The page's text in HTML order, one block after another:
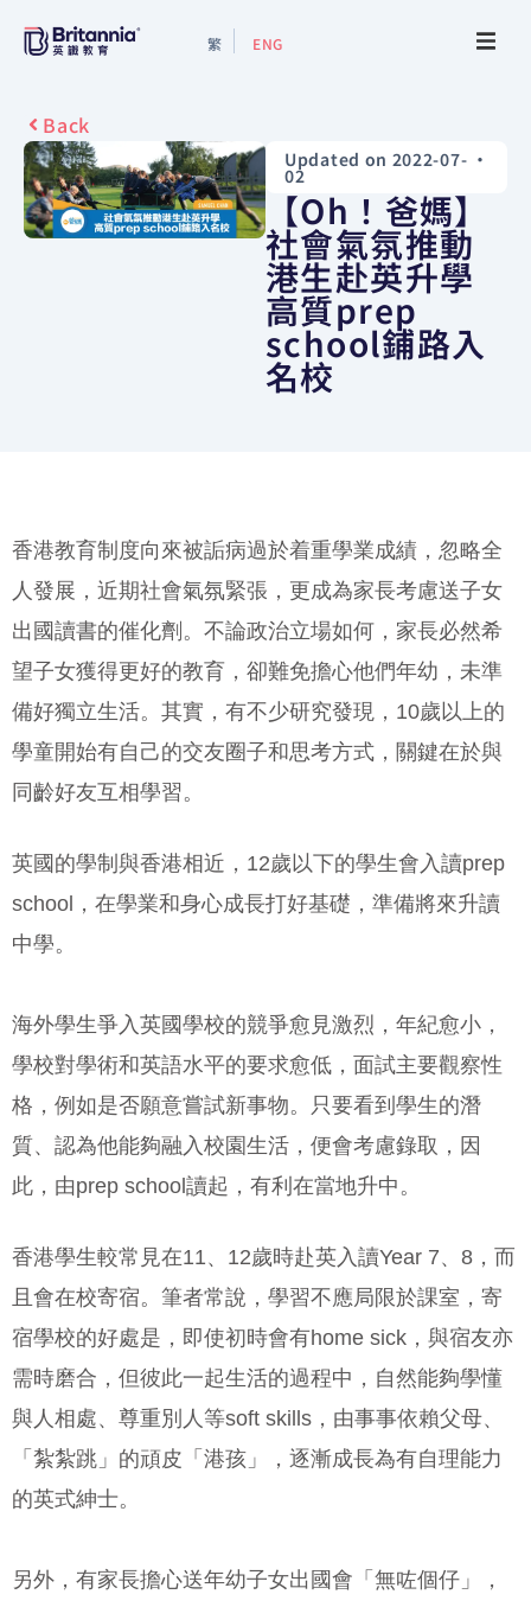
繁 ENG
Events
Study Guide
Study Info
Back
Updated on 2022-07-
02
•
【Oh！爸媽】
社會氣氛推動
港生赴英升學
高質prep
school鋪路入
名校
香港教育制度向來被詬病過於着重學業成績，忽略全
人發展，近期社會氣氛緊張，更成為家長考慮送子女
出國讀書的催化劑。不論政治立場如何，家長必然希
望子女獲得更好的教育，卻難免擔心他們年幼，未準
備好獨立生活。其實，有不少研究發現，10歲以上的
學童開始有自己的交友圈子和思考方式，關鍵在於與
同齡好友互相學習。
英國的學制與香港相近，12歲以下的學生會入讀prep
school，在學業和身心成長打好基礎，準備將來升讀
中學。
海外學生爭入英國學校的競爭愈見激烈，年紀愈小，
學校對學術和英語水平的要求愈低，面試主要觀察性
格，例如是否願意嘗試新事物。只要看到學生的潛
質、認為他能夠融入校園生活，便會考慮錄取，因
此，由prep school讀起，有利在當地升中。
香港學生較常見在11、12歲時赴英入讀Year 7、8，而
且會在校寄宿。筆者常說，學習不應局限於課室，寄
宿學校的好處是，即使初時會有home sick，與宿友亦
需時磨合，但彼此一起生活的過程中，自然能夠學懂
與人相處、尊重別人等soft skills，由事事依賴父母、
「紮紮跳」的頑皮「港孩」，逐漸成長為有自理能力
的英式紳士。
另外，有家長擔心送年幼子女出國會「無咗個仔」，